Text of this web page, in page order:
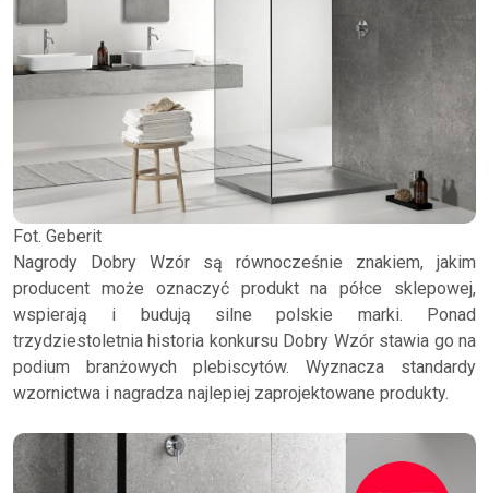
Fot. Geberit
Nagrody Dobry Wzór są równocześnie znakiem, jakim
producent może oznaczyć produkt na półce sklepowej,
wspierają i budują silne polskie marki. Ponad
trzydziestoletnia historia konkursu Dobry Wzór stawia go na
podium branżowych plebiscytów. Wyznacza standardy
wzornictwa i nagradza najlepiej zaprojektowane produkty.